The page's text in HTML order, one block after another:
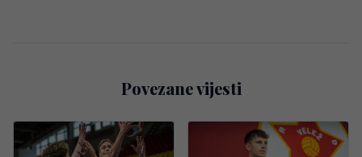
Povezane vijesti